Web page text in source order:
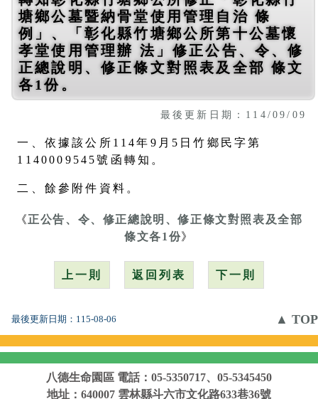
塘鄉公墓暨納骨堂使用管理自治 條
例」、「彰化縣竹塘鄉公所第十公墓懷
孝堂使用管理辦 法」修正公告、令、修
正總說明、修正條文對照表及全部 條文
各1份。
最後更新日期：114/09/09
一、依據該公所114年9月5日竹鄉民字第
1140009545號函轉知。
二、餘參附件資料。
《正公告、令、修正總說明、修正條文對照表及全部
條文各1份》
上一則 返回列表 下一則
最後更新日期： 115-08-06 ▲ TOP
八德生命園區 電話：05-5350717、05-5345450
地址：640007 雲林縣斗六市文化路633巷36號